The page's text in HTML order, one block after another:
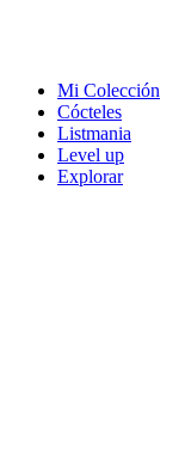
Mi Colección
Cócteles
Listmania
Level up
Explorar